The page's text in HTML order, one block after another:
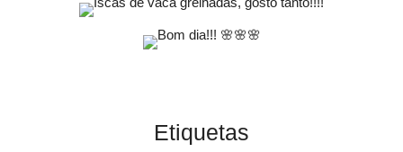
Etiquetas